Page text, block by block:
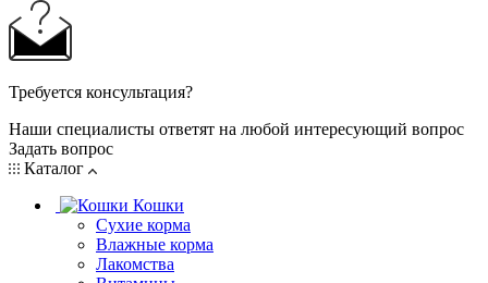
Требуется консультация?
Наши специалисты ответят на любой интересующий вопрос
Задать вопрос
Каталог
Кошки
Сухие корма
Влажные корма
Лакомства